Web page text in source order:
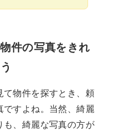
件の写真をきれ
て物件を探すとき、頼
ですよね。当然、綺麗
も、綺麗な写真の方が